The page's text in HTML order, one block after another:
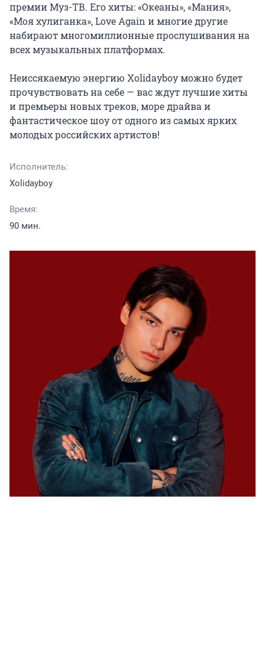
премии Муз-ТВ. Его хиты: «Океаны», «Мания»,
«Моя хулиганка», Love Again и многие другие
набирают многомиллионные прослушивания на
всех музыкальных платформах.
Неиссякаемую энергию Xolidayboy можно будет
прочувствовать на себе — вас ждут лучшие хиты
и премьеры новых треков, море драйва и
фантастическое шоу от одного из самых ярких
молодых российских артистов!
Исполнитель:
Xolidayboy
Время:
90 мин.